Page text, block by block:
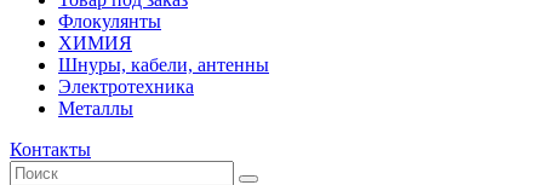
Флокулянты
ХИМИЯ
Шнуры, кабели, антенны
Электротехника
Металлы
Контакты